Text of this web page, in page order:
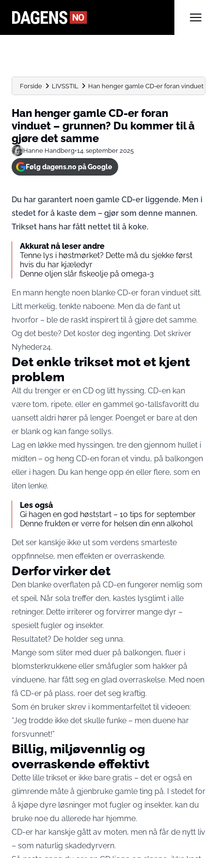
Forside LIVSSTIL Han henger gamle CD-er foran vinduet –
Han henger gamle CD-er foran
vinduet – grunnen? Du kommer til å
gjøre det samme
Hanne Handberg•14. september 2025
Følg dagens.no på Google
Du har garantert noen gamle CD-er liggende. Men i
stedet for å kaste dem – gjør som denne mannen.
Trikset hans har fått nettet til å koke.
Akkurat nå leser andre
Tenne lys i høstmørket? Dette må du sjekke først
hvis du har kjæledyr
Denne oljen slår fiskeolje på omega-3
En mann hengte noen blanke CD-er foran vinduet sitt.
Litt merkelig, tenkte naboene. Men da de fant ut
hvorfor – ble de raskt inspirert til å gjøre det samme.
Og det beste? Det koster deg ingenting. Det skriver
Nyheder24.
Det enkle trikset mot et kjent
problem
Alt du trenger er en CD og litt hyssing. CD-en kan
være tom, ripete, eller en gammel 90-tallsfavoritt du
uansett aldri hører på lenger. Poenget er bare at den
er blank og kan fange sollys.
Lag en løkke med hyssingen, tre den gjennom hullet i
midten – og heng CD-en foran et vindu, på balkongen
eller i hagen. Du kan henge opp én eller flere, som en
liten lenke.
Les også
Gi hagen en god høststart – 10 tips for september
Denne frukten er verre for helsen din enn alkohol
Det ser kanskje ikke ut som verdens smarteste
oppfinnelse, men effekten er overraskende.
Derfor virker det
Den blanke overflaten på CD-en fungerer nemlig som
et speil. Når sola treffer den, kastes lysglimt i alle
retninger. Dette irriterer og forvirrer mange dyr –
spesielt fugler og insekter.
Resultatet? De holder seg unna.
Mange som sliter med duer på balkongen, fluer i
blomsterkrukkene eller småfugler som hakker på
vinduene, har fått seg en glad overraskelse. Med noen
få CD-er på plass, roer det seg kraftig.
Som én bruker skrev i kommentarfeltet til videoen:
“Jeg trodde ikke det skulle funke – men duene har
forsvunnet!”
Billig, miljøvennlig og
overraskende effektivt
Dette lille trikset er ikke bare gratis – det er også en
glimrende måte å gjenbruke gamle ting på. I stedet for
å kjøpe dyre løsninger mot fugler og insekter, kan du
bruke noe du allerede har hjemme.
CD-er har kanskje gått av moten, men nå får de nytt liv
– som naturlig skadedyrvern.